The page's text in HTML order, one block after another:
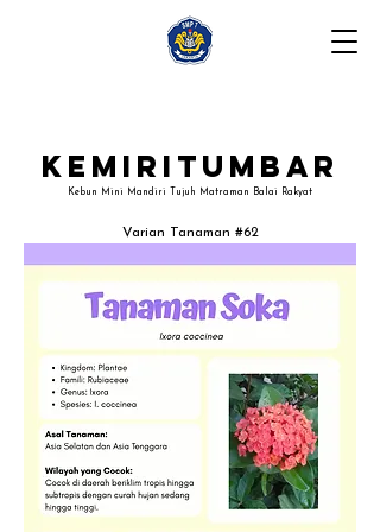
Kemiritumbar
Kebun Mini Mandiri Tujuh Matraman Balai Rakyat
Varian Tanaman #62